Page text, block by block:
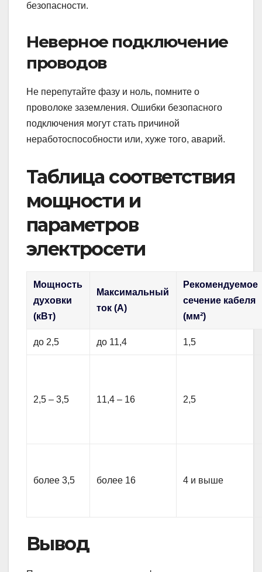
безопасности.
Неверное подключение
проводов
Не перепутайте фазу и ноль, помните о
проволоке заземления. Ошибки безопасного
подключения могут стать причиной
неработоспособности или, хуже того, аварий.
Таблица соответствия
мощности и
параметров
электросети
Мощность
духовки
(кВт)
Максимальный
ток (А)
Рекомендуемое
сечение кабеля
(мм²)
до 2,5 до 11,4 1,5
2,5 – 3,5 11,4 – 16 2,5
более 3,5 более 16 4 и выше
Вывод